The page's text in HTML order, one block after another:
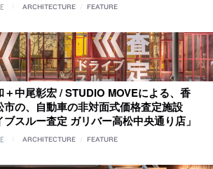
ARCHITECTURE FEATURE
＋中尾彰宏 / STUDIO MOVEによる、香
市の、自動車の非対面式価格査定施設
ブスルー査定 ガリバー高松中央通り店」
ARCHITECTURE FEATURE